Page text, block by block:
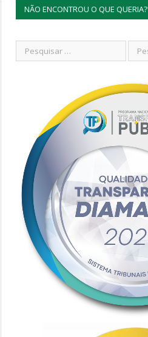
NÃO ENCONTROU O QUE QUERIA?